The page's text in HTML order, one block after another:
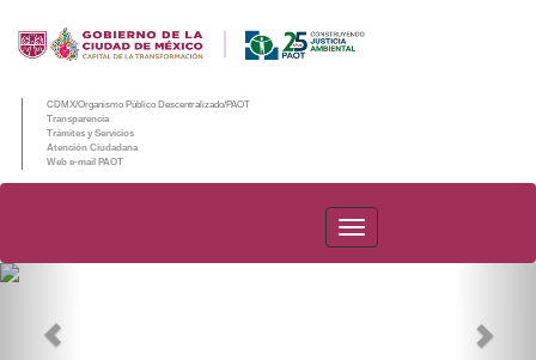
CDMX/Organismo Público Descentralizado/PAOT
Transparencia
Trámites y Servicios
Atención Ciudadana
Web e-mail PAOT
PAOT